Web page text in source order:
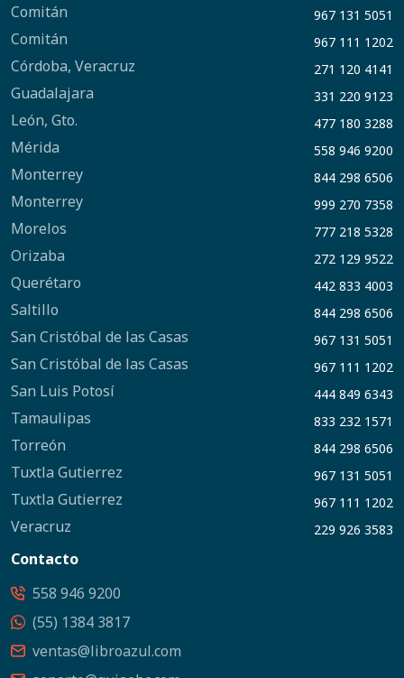
Comitán 967 131 5051
Comitán 967 111 1202
Córdoba, Veracruz 271 120 4141
Guadalajara 331 220 9123
León, Gto. 477 180 3288
Mérida 558 946 9200
Monterrey 844 298 6506
Monterrey 999 270 7358
Morelos 777 218 5328
Orizaba 272 129 9522
Querétaro 442 833 4003
Saltillo 844 298 6506
San Cristóbal de las Casas 967 131 5051
San Cristóbal de las Casas 967 111 1202
San Luis Potosí 444 849 6343
Tamaulipas 833 232 1571
Torreón 844 298 6506
Tuxtla Gutierrez 967 131 5051
Tuxtla Gutierrez 967 111 1202
Veracruz 229 926 3583
Contacto
558 946 9200
(55) 1384 3817
ventas@libroazul.com